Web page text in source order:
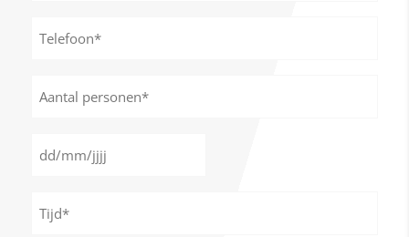
personen
DD
MM
slash